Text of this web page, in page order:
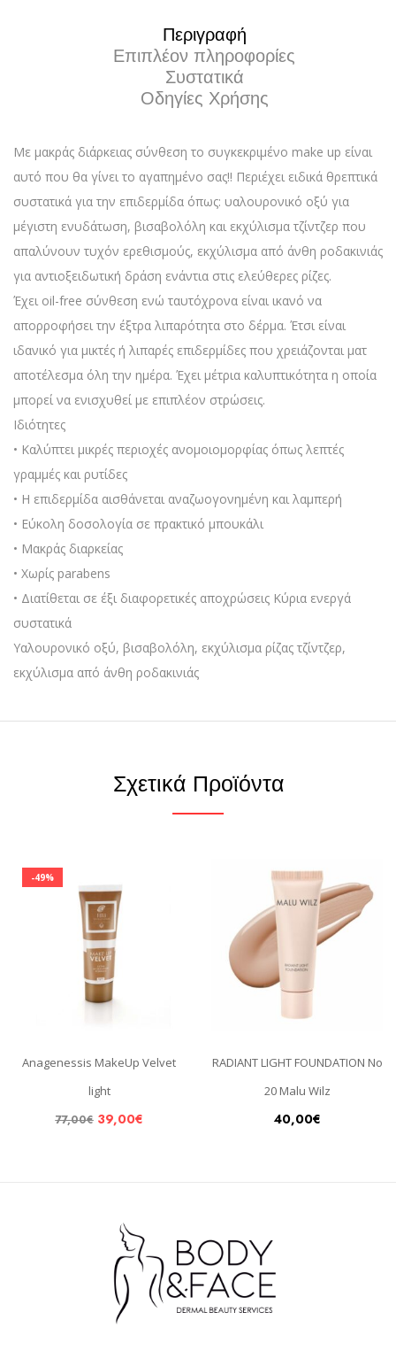
Περιγραφή
Επιπλέον πληροφορίες
Συστατικά
Οδηγίες Χρήσης
Με μακράς διάρκειας σύνθεση το συγκεκριμένο make up είναι
αυτό που θα γίνει το αγαπημένο σας!! Περιέχει ειδικά θρεπτικά
συστατικά για την επιδερμίδα όπως: υαλουρονικό οξύ για
μέγιστη ενυδάτωση, βισαβολόλη και εκχύλισμα τζίντζερ που
απαλύνουν τυχόν ερεθισμούς, εκχύλισμα από άνθη ροδακινιάς
για αντιοξειδωτική δράση ενάντια στις ελεύθερες ρίζες.
Έχει oil-free σύνθεση ενώ ταυτόχρονα είναι ικανό να
απορροφήσει την έξτρα λιπαρότητα στο δέρμα. Έτσι είναι
ιδανικό για μικτές ή λιπαρές επιδερμίδες που χρειάζονται ματ
αποτέλεσμα όλη την ημέρα. Έχει μέτρια καλυπτικότητα η οποία
μπορεί να ενισχυθεί με επιπλέον στρώσεις.
Ιδιότητες
• Καλύπτει μικρές περιοχές ανομοιομορφίας όπως λεπτές
γραμμές και ρυτίδες
• Η επιδερμίδα αισθάνεται αναζωογονημένη και λαμπερή
• Εύκολη δοσολογία σε πρακτικό μπουκάλι
• Μακράς διαρκείας
• Χωρίς parabens
• Διατίθεται σε έξι διαφορετικές αποχρώσεις Κύρια ενεργά
συστατικά
Υαλουρονικό οξύ, βισαβολόλη, εκχύλισμα ρίζας τζίντζερ,
εκχύλισμα από άνθη ροδακινιάς
Σχετικά Προϊόντα
-49%
Anagenessis MakeUp Velvet
light
77,00€ 39,00€
RADIANT LIGHT FOUNDATION No
20 Malu Wilz
40,00€